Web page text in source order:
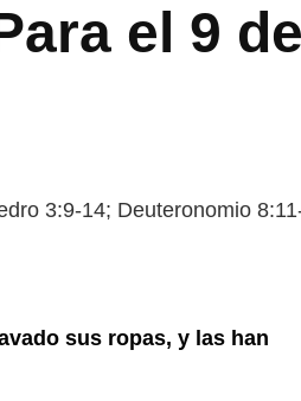
el 9 de
3:9-14; Deuteronomio
sus ropas, y las han